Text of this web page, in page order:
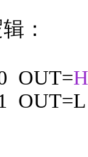
：
OUT=H
OUT=L